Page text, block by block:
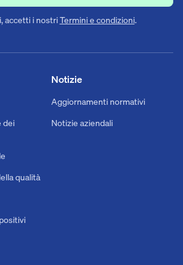
accetti i nostriTermini e condizioni.
Notizie
Aggiornamenti normativi
Notizie aziendali
dei
qualità